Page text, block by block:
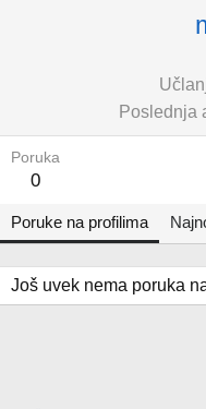
Poslednja
Poruka
0
Poruke na profilima
Još uvek nema poruka